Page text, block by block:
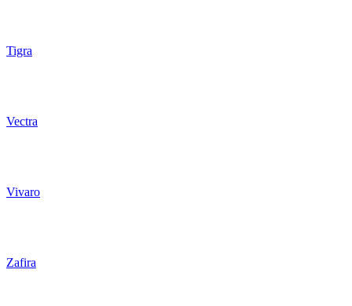
Tigra
Vectra
Vivaro
Zafira